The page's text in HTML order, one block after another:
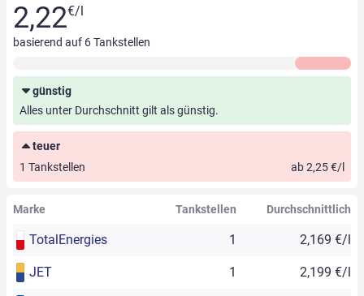
2,22€/l
basierend auf 6Tankstellen
günstig
Alles unter Durchschnitt gilt als günstig.
teuer
1 Tankstellen
ab 2,25 €/l
Marke Tankstellen Durchschnittlich
TotalEnergies 1 2,169 €/l
JET 1 2,199 €/l